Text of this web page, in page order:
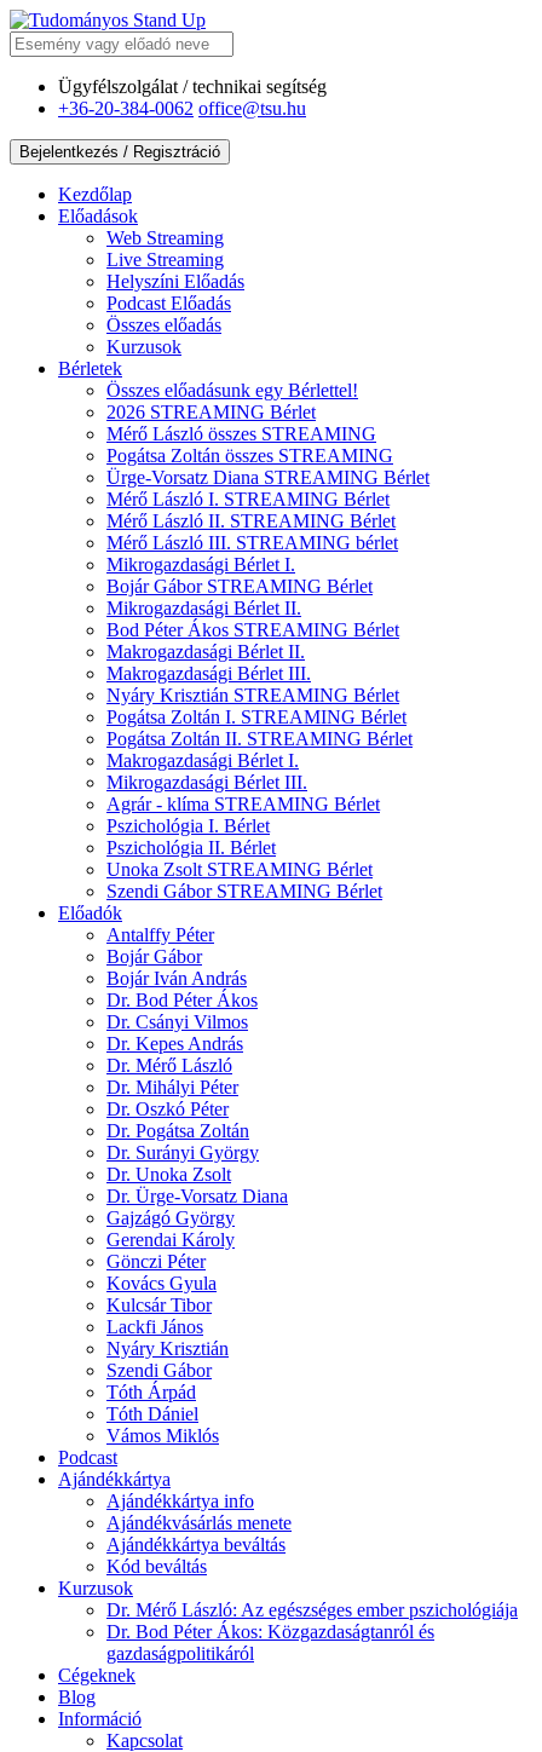
Ügyfélszolgálat / technikai segítség
+36-20-384-0062 office@tsu.hu
Bejelentkezés / Regisztráció
Kezdőlap
Előadások
Web Streaming
Live Streaming
Helyszíni Előadás
Podcast Előadás
Összes előadás
Kurzusok
Bérletek
Összes előadásunk egy Bérlettel!
2026 STREAMING Bérlet
Mérő László összes STREAMING
Pogátsa Zoltán összes STREAMING
Ürge-Vorsatz Diana STREAMING Bérlet
Mérő László I. STREAMING Bérlet
Mérő László II. STREAMING Bérlet
Mérő László III. STREAMING bérlet
Mikrogazdasági Bérlet I.
Bojár Gábor STREAMING Bérlet
Mikrogazdasági Bérlet II.
Bod Péter Ákos STREAMING Bérlet
Makrogazdasági Bérlet II.
Makrogazdasági Bérlet III.
Nyáry Krisztián STREAMING Bérlet
Pogátsa Zoltán I. STREAMING Bérlet
Pogátsa Zoltán II. STREAMING Bérlet
Makrogazdasági Bérlet I.
Mikrogazdasági Bérlet III.
Agrár - klíma STREAMING Bérlet
Pszichológia I. Bérlet
Pszichológia II. Bérlet
Unoka Zsolt STREAMING Bérlet
Szendi Gábor STREAMING Bérlet
Előadók
Antalffy Péter
Bojár Gábor
Bojár Iván András
Dr. Bod Péter Ákos
Dr. Csányi Vilmos
Dr. Kepes András
Dr. Mérő László
Dr. Mihályi Péter
Dr. Oszkó Péter
Dr. Pogátsa Zoltán
Dr. Surányi György
Dr. Unoka Zsolt
Dr. Ürge-Vorsatz Diana
Gajzágó György
Gerendai Károly
Gönczi Péter
Kovács Gyula
Kulcsár Tibor
Lackfi János
Nyáry Krisztián
Szendi Gábor
Tóth Árpád
Tóth Dániel
Vámos Miklós
Podcast
Ajándékkártya
Ajándékkártya info
Ajándékvásárlás menete
Ajándékkártya beváltás
Kód beváltás
Kurzusok
Dr. Mérő László: Az egészséges ember pszichológiája
Dr. Bod Péter Ákos: Közgazdaságtanról és
gazdaságpolitikáról
Cégeknek
Blog
Információ
Kapcsolat